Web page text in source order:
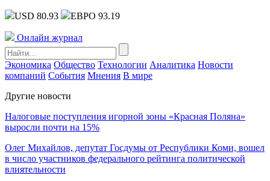
USD 80.93 ЕВРО 93.19
Онлайн журнал
Экономика Общество Технологии Аналитика Новости
компаний События Мнения В мире
Другие новости
Налоговые поступления игорной зоны «Красная Поляна»
выросли почти на 15%
Олег Михайлов, депутат Госдумы от Республики Коми, вошел
в число участников федерального рейтинга политической
влиятельности